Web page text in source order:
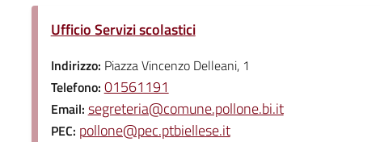
Ufficio Servizi scolastici
Indirizzo: Piazza Vincenzo Delleani, 1
Telefono: 01561191
Email: segreteria@comune.pollone.bi.it
PEC: pollone@pec.ptbiellese.it